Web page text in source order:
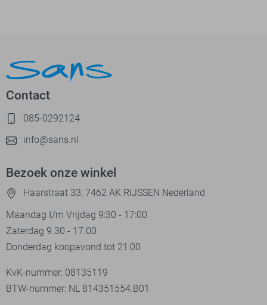
Contact
085-0292124
info@sans.nl
Bezoek onze winkel
Haarstraat 33, 7462 AK RIJSSEN Nederland
Maandag t/m Vrijdag 9:30 - 17:00
Zaterdag 9.30 - 17.00
Donderdag koopavond tot 21:00
KvK-nummer: 08135119
BTW-nummer: NL 814351554.B01